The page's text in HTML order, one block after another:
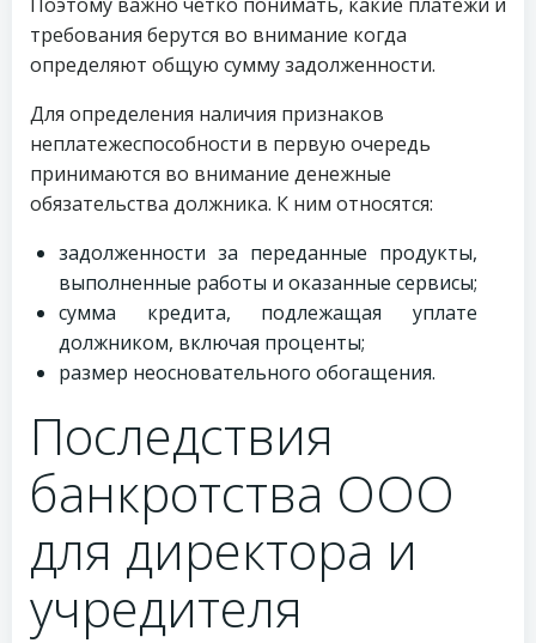
требования берутся во внимание когда
определяют общую сумму задолженности.
Для определения наличия признаков
неплатежеспособности в первую очередь
принимаются во внимание денежные
обязательства должника. К ним относятся:
задолженности за переданные продукты,
выполненные работы и оказанные сервисы;
сумма кредита, подлежащая уплате
должником, включая проценты;
размер неосновательного обогащения.
Последствия
банкротства ООО
для директора и
учредителя